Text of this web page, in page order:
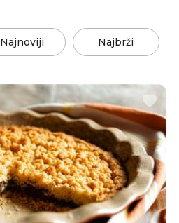
Najnoviji Najbrži